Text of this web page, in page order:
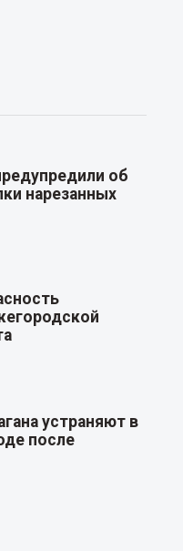
об
нарезанных
устраняют в
после